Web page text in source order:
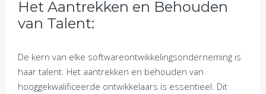
Het Aantrekken en Behouden
van Talent:
De kern van elke softwareontwikkelingsonderneming is
haar talent. Het aantrekken en behouden van
hooggekwalificeerde ontwikkelaars is essentieel. Dit